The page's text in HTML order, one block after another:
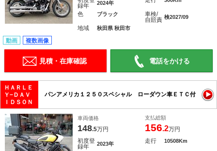
録年
2024年
色 ブラック
車検/
自賠責 検2027/09
地域 秋田県 秋田市
動画 複数画像
見積・在庫確認 電話をかける
ＨＡＲＬＥ
Ｙ−ＤＡＶ
ＩＤＳＯＮ
パンアメリカ１２５０スペシャル ローダウン車ＥＴＣ付
車両価格
148.5万円
支払総額
156.2万円
初度登
録年
2023年 走行 10508Km